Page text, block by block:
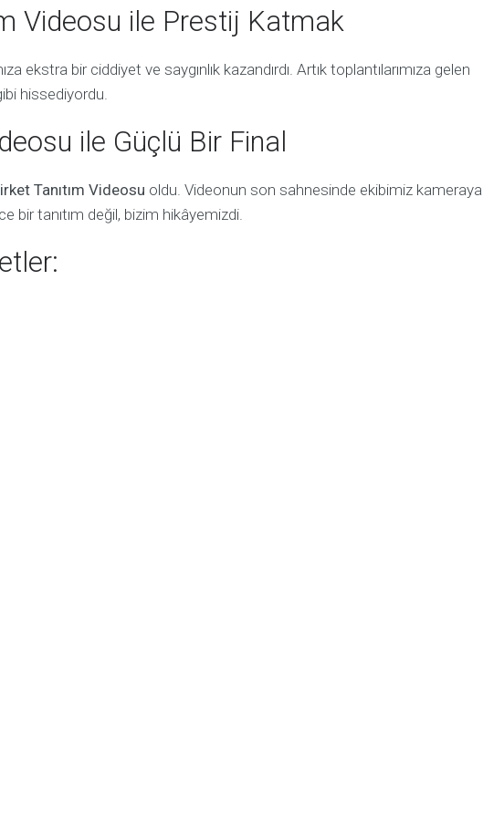
Videosu ile Prestij Katmak
ekstra bir ciddiyet ve saygınlık kazandırdı. Artık toplantılarımıza gelen
hissediyordu.
ile Güçlü Bir Final
Tanıtım Videosu oldu. Videonun son sahnesinde ekibimiz kameraya
bir tanıtım değil, bizim hikâyemizdi.